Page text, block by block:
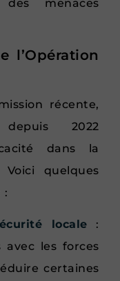
menaces
l’Opération
récente,
2022
dans la
quelques
:
locale :
avec les forces
certaines